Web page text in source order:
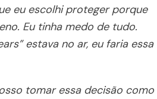
eu escolhi proteger porque
Eu tinha medo de tudo.
estava no ar, eu faria essa
tomar essa decisão como